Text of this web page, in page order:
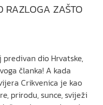
RAZLOGA ZAŠTO
dio Hrvatske,
članka! A kada
Crikvenica je kao
prirodu, sunce, sviježi